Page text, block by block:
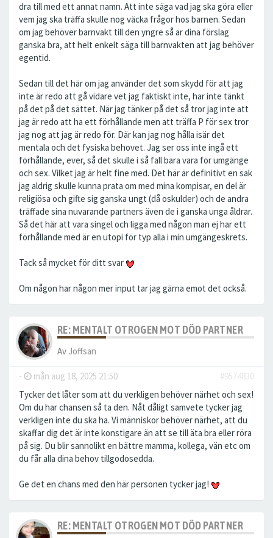
dra till med ett annat namn. Att inte säga vad jag ska göra eller
vem jag ska träffa skulle nog väcka frågor hos barnen. Sedan
om jag behöver barnvakt till den yngre så är dina förslag
ganska bra, att helt enkelt säga till barnvakten att jag behöver
egentid.
Sedan till det här om jag använder det som skydd för att jag
inte är redo att gå vidare vet jag faktiskt inte, har inte tänkt
på det på det sättet. När jag tänker på det så tror jag inte att
jag är redo att ha ett förhållande men att träffa P för sex tror
jag nog att jag är redo för. Där kan jag nog hålla isär det
mentala och det fysiska behovet. Jag ser oss inte ingå ett
förhållande, ever, så det skulle i så fall bara vara för umgänge
och sex. Vilket jag är helt fine med. Det här är definitivt en sak
jag aldrig skulle kunna prata om med mina kompisar, en del är
religiösa och gifte sig ganska ungt (då oskulder) och de andra
träffade sina nuvarande partners även de i ganska unga åldrar.
Så det här att vara singel och ligga med någon man ej har ett
förhållande med är en utopi för typ alla i min umgängeskrets.
Tack så mycket för ditt svar
Om någon har någon mer input tar jag gärna emot det också.
RE: MENTALT OTROGEN MOT DÖD PARTNER
Av Joffsan
- mån aug 18, 2025 21:50
#9574830
Tycker det låter som att du verkligen behöver närhet och sex!
Om du har chansen så ta den. Nåt dåligt samvete tycker jag
verkligen inte du ska ha. Vi människor behöver närhet, att du
skaffar dig det är inte konstigare än att se till äta bra eller röra
på sig. Du blir sannolikt en bättre mamma, kollega, vän etc om
du får alla dina behov tillgodosedda.
Ge det en chans med den här personen tycker jag!
RE: MENTALT OTROGEN MOT DÖD PARTNER